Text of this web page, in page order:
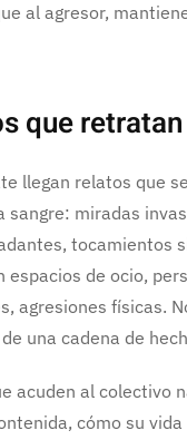
al agresor,
que
llegan relatos que
sangre: miradas
tocamientos
de ocio,
agresiones físicas.
una cadena de
acuden al colectivo
cómo su vida